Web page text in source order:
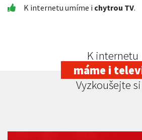
K internetu umíme i chytrou TV.
K internetu
máme i
Vyzkoušejte